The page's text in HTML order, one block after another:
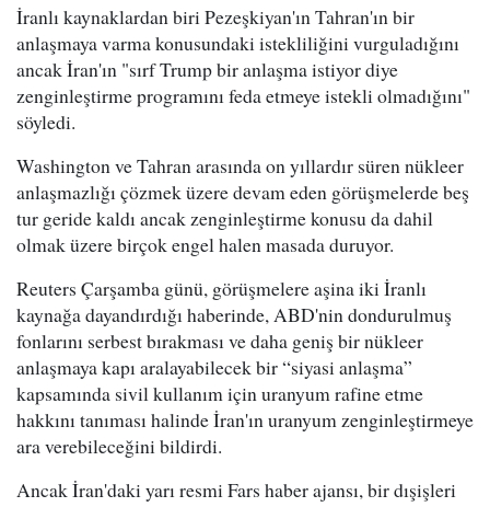
İranlı kaynaklardan biri Pezeşkiyan'ın Tahran'ın bir
anlaşmaya varma konusundaki istekliliğini vurguladığını
ancak İran'ın "sırf Trump bir anlaşma istiyor diye
zenginleştirme programını feda etmeye istekli olmadığını"
söyledi.
Washington ve Tahran arasında on yıllardır süren nükleer
anlaşmazlığı çözmek üzere devam eden görüşmelerde beş
tur geride kaldı ancak zenginleştirme konusu da dahil
olmak üzere birçok engel halen masada duruyor.
Reuters Çarşamba günü, görüşmelere aşina iki İranlı
kaynağa dayandırdığı haberinde, ABD'nin dondurulmuş
fonlarını serbest bırakması ve daha geniş bir nükleer
anlaşmaya kapı aralayabilecek bir “siyasi anlaşma”
kapsamında sivil kullanım için uranyum rafine etme
hakkını tanıması halinde İran'ın uranyum zenginleştirmeye
ara verebileceğini bildirdi.
Ancak İran'daki yarı resmi Fars haber ajansı, bir dışişleri